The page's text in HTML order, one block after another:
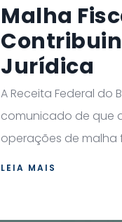
Malha
Jurídica
A Receita Federal do
comunicado de que
operações de malha
LEIA MAIS